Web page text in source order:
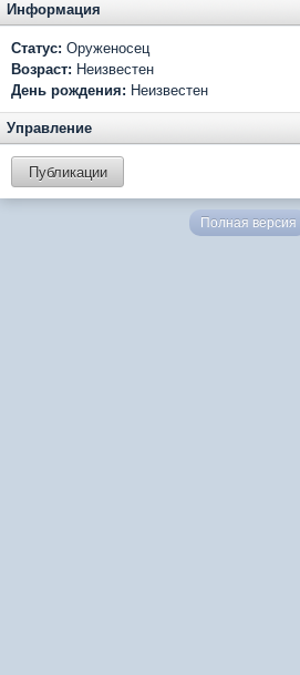
Информация
Статус: Оруженосец
Возраст: Неизвестен
День рождения: Неизвестен
Управление
Публикации
Полная версия